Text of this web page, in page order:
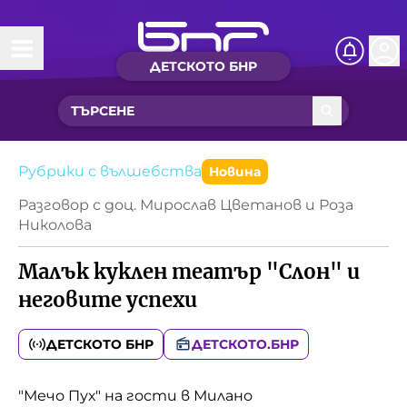
ДЕТСКОТО БНР
Начало
Какво ново?
Рубрики с вълшебства
Детско радио
Чуйте
Новините на детски език
Приказки
Нашите гости
Рубрики с вълшебства Новина
Разговор с доц. Мирослав Цветанов и Роза
Николова
Малък куклен театър "Слон" и
неговите успехи
ДЕТСКОТО БНР ДЕТСКОТО.БНР
"Мечо Пух" на гости в Милано